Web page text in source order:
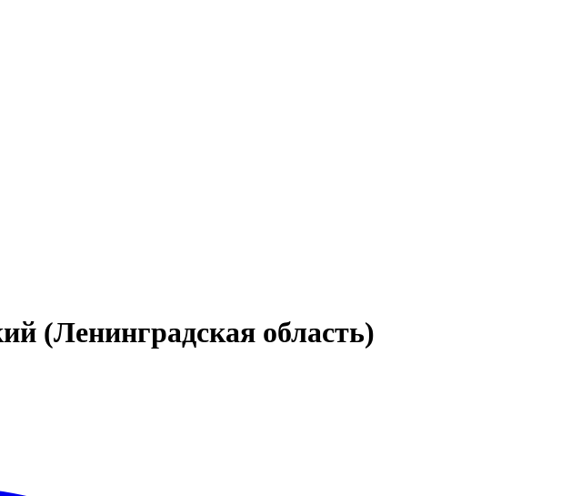
(Ленинградская область)